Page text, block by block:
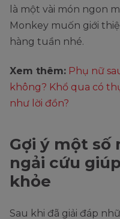
là một vài món ngon
Monkey muốn giới
hàng tuần nhé.
Xem thêm: Phụ nữ
không? Khổ qua có
như lời đồn?
Gợi ý một số
ngải cứu
khỏe
Sau khi đã giải đáp